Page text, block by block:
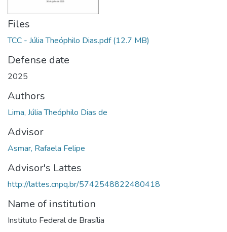
Files
TCC - Júlia Theóphilo Dias.pdf(12.7 MB)
Defense date
2025
Authors
Lima, Júlia Theóphilo Dias de
Advisor
Asmar, Rafaela Felipe
Advisor's Lattes
http://lattes.cnpq.br/5742548822480418
Name of institution
Instituto Federal de Brasília